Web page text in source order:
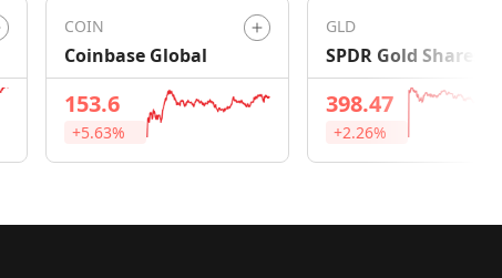
COIN
Coinbase Global
153.6
+5.63%
GLD
SPDR Gold Shares
398.47
+2.26%